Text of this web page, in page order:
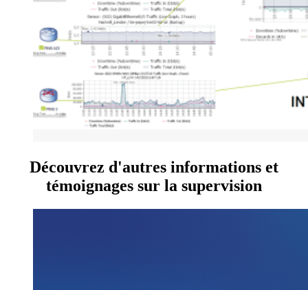
Découvrez d'autres informations et
témoignages sur la supervision